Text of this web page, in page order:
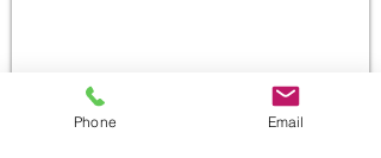
Phone Email